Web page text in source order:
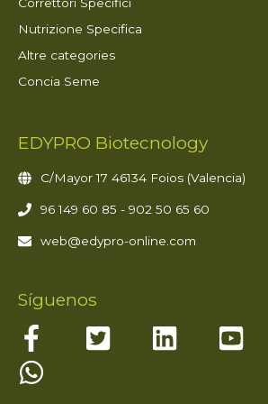
Correttori Specifici
Nutrizione Specifica
Altre categories
Concia Seme
EDYPRO Biotecnology
C/Mayor 17 46134 Foios (Valencia)
96 149 60 85 - 902 50 65 60
web@edypro-online.com
Síguenos